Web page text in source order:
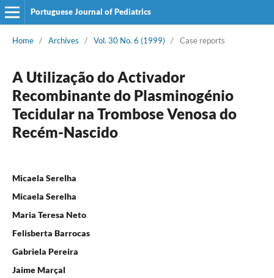
Portuguese Journal of Pediatrics
Home / Archives / Vol. 30 No. 6 (1999) / Case reports
A Utilização do Activador
Recombinante do Plasminogénio
Tecidular na Trombose Venosa do
Recém-Nascido
Micaela Serelha
Micaela Serelha
Maria Teresa Neto
Felisberta Barrocas
Gabriela Pereira
Jaime Marçal